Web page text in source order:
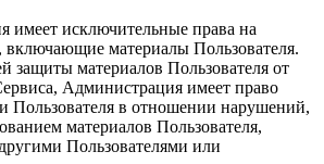
имеет исключительные права на
материалы Пользователя.
защиты материалов Пользователя от
Администрация имеет право
Пользователя в отношении нарушений,
материалов Пользователя,
Пользователями или